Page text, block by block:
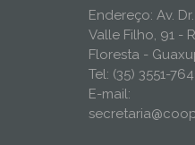
Endereço: Av.
Valle Filho, 91 -
Floresta -
Tel: (35) 3551-
E-mail: